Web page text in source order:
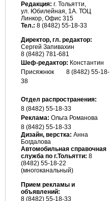
Редакция: г. Тольятти,
ул. Юбилейная, 1А. ТОЦ
Линкор, Офис 315
Тел.: 8 (8482) 55-18-33
Директор, гл. редактор:
Сергей Запивахин
8 (8482) 781-681
Шеф-редактор: Константин
Присяжнюк 8 (8482) 55-18-
38
Отдел распространения:
8 (8482) 55-18-33
Реклама: Ольга Романова
8 (8482) 55-18-33
Дизайн, верстка: Анна
Богдалова
Автомобильная справочная
служба по г.Тольятти: 8
(8482) 55-18-22
(многоканальный)
Прием рекламы и
объявлений:
8 (8482) 55-18-33